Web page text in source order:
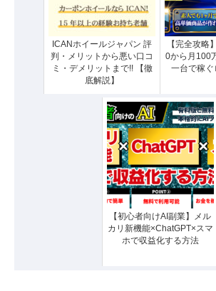
ICANホイールジャパン 評
判・メリットから悪い口コ
ミ・デメリットまで!! 【徹
底解説】
【完全攻略
0から月100
一台で稼
【初心者向けAI副業】メル
カリ新機能×ChatGPT×スマ
ホで収益化する方法